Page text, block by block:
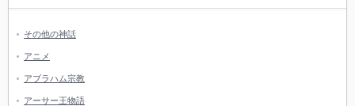
その他の神話
アニメ
アブラハム宗教
アーサー王物語